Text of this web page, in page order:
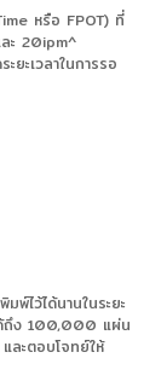
หรือ FPOT) ที่
ะ 20ipm^
ยะเวลาในการรอ
พ์ไว้ได้นานในระยะ
ด้ถึง 100,000 แผ่น
ละตอบโจทย์ให้